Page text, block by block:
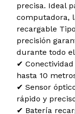
precisa. Ideal
computadora,
recargable
precisión
durante todo
✔
hasta 10
✔ Sensor
rápido y
✔ Batería